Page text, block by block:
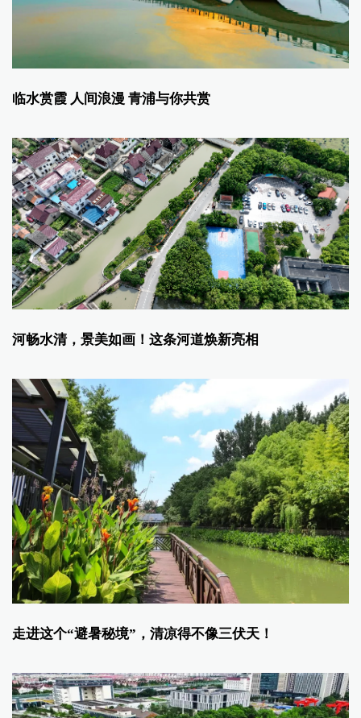
临水赏霞 人间浪漫 青浦与你共赏
河畅水清，景美如画！这条河道焕新亮相
走进这个“避暑秘境”，清凉得不像三伏天！